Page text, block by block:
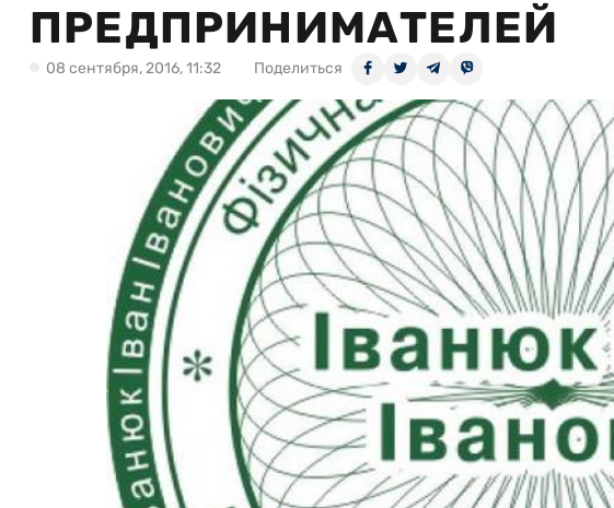
ПРЕДПРИНИМАТЕЛЕЙ
08 сентября, 2016, 11:32 Поделиться